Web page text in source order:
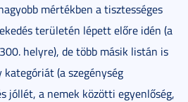
mértékben a tisztességes
területén lépett előre idén (a
helyre), de több másik listán is
(a szegénység
jóllét, a nemek közötti egyenlőség,